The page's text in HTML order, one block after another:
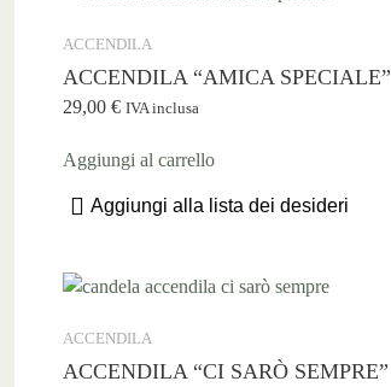
ACCENDILA
ACCENDILA “AMICA SPECIALE”
29,00 € IVA inclusa
Aggiungi al carrello
Aggiungi alla lista dei desideri
ACCENDILA
ACCENDILA “CI SARÒ SEMPRE”